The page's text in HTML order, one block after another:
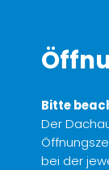
Bitte
Der
bei der